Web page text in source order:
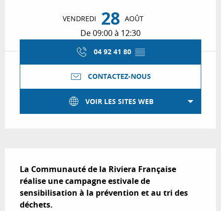
VENDREDI 28 AOÛT
De 09:00 à 12:30
04 92 41 80 ▒▒
CONTACTEZ-NOUS
VOIR LES SITES WEB
La Communauté de la Riviera Française
réalise une campagne estivale de
sensibilisation à la prévention et au tri des
déchets.